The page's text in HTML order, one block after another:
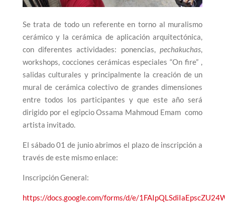
Se trata de todo un referente en torno al muralismo
cerámico y la cerámica de aplicación arquitectónica,
con diferentes actividades: ponencias,pechakuchas,
workshops, cocciones cerámicas especiales “On fire” ,
salidas culturales y principalmente la creación de un
mural de cerámica colectivo de grandes dimensiones
entre todos los participantes y que este año será
dirigido por el egipcio Ossama Mahmoud Emam como
artista invitado.
El sábado 01 de junio abrimos el plazo de inscripción a
través de este mismo enlace:
Inscripción General:
https://docs.google.com/forms/d/e/